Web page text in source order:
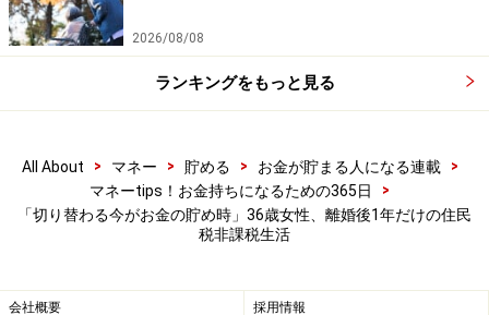
※記事内容は執筆時点のものです。最新の内容をご確認くださ
本記事の内容は一般的な情報提供を目的としており、特定の金融
掲載情報の正確性・完全性については十分に配慮しております
が、その内容を保証するものではなく、これに基づく損失・損害
などについて当社は一切の責任を負いません。
最新の情報や詳細については、必ず各金融機関やサービス提供者
の公式情報をご確認ください。
【編集部からのお知らせ】
2026/08/08
ランキングをもっと見る
All About > マネー > 貯める > お金が貯まる人になる連載
>
マネーtips！お金持ちになるための365日
>
「切り替わる今がお金の貯め時」36歳女性、離婚後1年だけの住民
税非課税生活
会社概要 採用情報